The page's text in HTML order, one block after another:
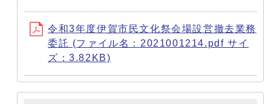
令和3年度伊賀市民文化祭会場設営撤去業務
委託 (ファイル名：2021001214.pdf サイ
ズ：3.82KB)